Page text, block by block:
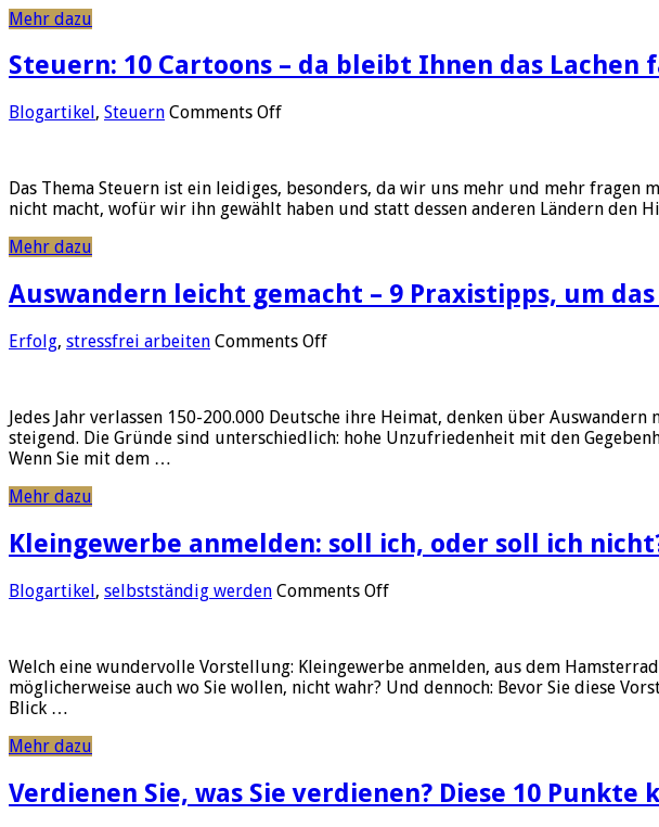
Mehr dazu
Steuern: 10 Cartoons – da bleibt Ihnen das Lachen
Blogartikel , Steuern Comments Offon
–
da
Lachen
im
Das Thema Steuern ist ein leidiges, besonders, da wir uns mehr und mehr
nicht macht, wofür wir ihn gewählt haben und statt dessen anderen Ländern den
Mehr dazu
Auswandern leicht gemacht – 9 Praxistipps, um
Erfolg, stressfrei arbeiten Comments Offon
–
9
zielsicher
gestalten
Jedes Jahr verlassen 150-200.000 Deutsche ihre Heimat, denken über
steigend. Die Gründe sind unterschiedlich: hohe Unzufriedenheit mit den
Wenn Sie mit dem …
Mehr dazu
Kleingewerbe anmelden: soll ich, oder soll ich
Blogartikel, selbstständig werden Comments Offon
ich,
oder
Welch eine wundervolle Vorstellung: Kleingewerbe anmelden, aus dem
möglicherweise auch wo Sie wollen, nicht wahr? Und dennoch: Bevor Sie diese
Blick …
Mehr dazu
Verdienen Sie, was Sie verdienen? Diese 10